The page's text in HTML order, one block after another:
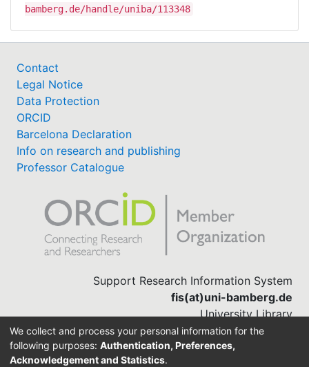
bamberg.de/handle/uniba/113348
Contact
Legal Notice
Data Protection
ORCID
Barcelona Declaration
Info on research and publishing
Professor Catalogue
Support Research Information System
fis(at)uni-bamberg.de
University Library
(0951) 863-1568
We collect and process your personal information for the
following purposes: Authentication, Preferences,
Acknowledgement and Statistics.